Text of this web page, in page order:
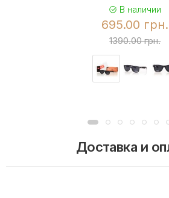
В наличии
695.00 грн.
1390.00 грн.
Доставка и